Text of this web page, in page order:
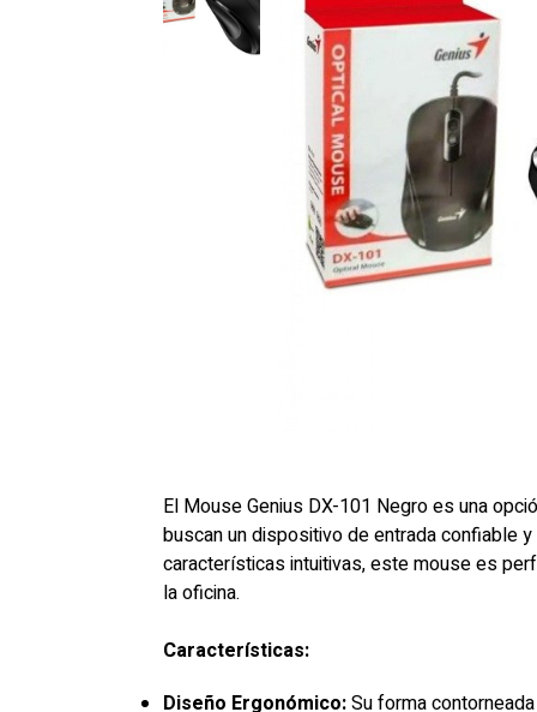
El Mouse Genius DX-101 Negro es una
buscan un dispositivo de entrada confiable
características intuitivas, este mouse es
la oficina.
Características:
Diseño Ergonómico:Su forma